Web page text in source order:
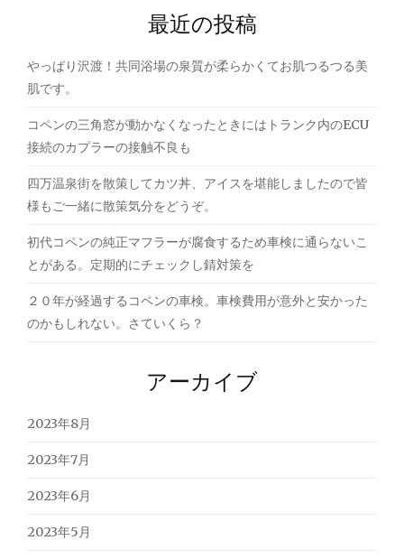
な
な
き
に
ト
ラ
内
ECU
接
カ
最近の投稿
やっぱり沢渡！共同浴場の泉質が柔らかくてお肌つるつる美
肌です。
コペンの三角窓が動かなくなったときにはトランク内のECU
接続のカプラーの接触不良も
四万温泉街を散策してカツ丼、アイスを堪能しましたので皆
様もご一緒に散策気分をどうぞ。
初代コペンの純正マフラーが腐食するため車検に通らないこ
とがある。定期的にチェックし錆対策を
２０年が経過するコペンの車検。車検費用が意外と安かった
のかもしれない。さていくら？
アーカイブ
2023年8月
2023年7月
2023年6月
2023年5月